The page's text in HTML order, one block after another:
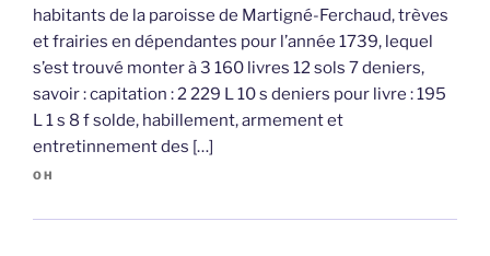
habitants de la paroisse de Martigné-Ferchaud, trèves
et frairies en dépendantes pour l’année 1739, lequel
s’est trouvé monter à 3 160 livres 12 sols 7 deniers,
savoir : capitation : 2 229 L 10 s deniers pour livre : 195
L 1 s 8 f solde, habillement, armement et
entretinnement des […]
OH